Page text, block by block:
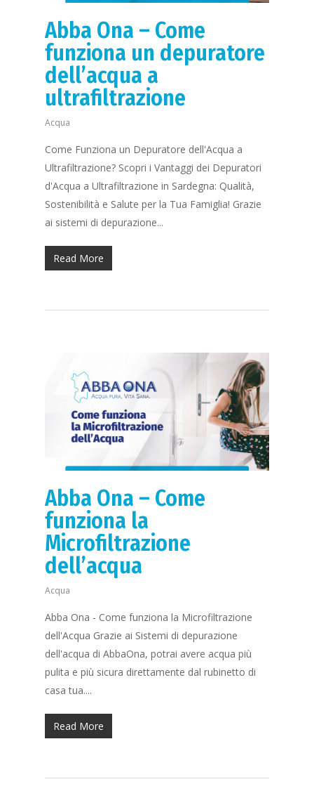
Abba Ona – Come
funziona un depuratore
dell’acqua a
ultrafiltrazione
Acqua
Come Funziona un Depuratore dell'Acqua a
Ultrafiltrazione? Scopri i Vantaggi dei Depuratori
d'Acqua a Ultrafiltrazione in Sardegna: Qualità,
Sostenibilità e Salute per la Tua Famiglia! Grazie
ai sistemi di depurazione...
Read More
Abba Ona – Come
funziona la
Microfiltrazione
dell’acqua
Acqua
Abba Ona - Come funziona la Microfiltrazione
dell'Acqua Grazie ai Sistemi di depurazione
dell'acqua di AbbaOna, potrai avere acqua più
pulita e più sicura direttamente dal rubinetto di
casa tua....
Read More